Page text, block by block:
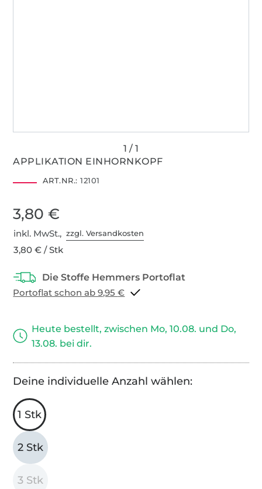
APPLIKATION EINHORNKOPF
ART.NR.: 12101
3,80 €
inkl. MwSt.,zzgl. Versandkosten
3,80 € / Stk
Portoflat schon ab 9,95 €
Heute bestellt, zwischen Mo, 10.08. und Do,
13.08. bei dir.
Deine individuelle Anzahl wählen:
1 Stk
2 Stk
3 Stk